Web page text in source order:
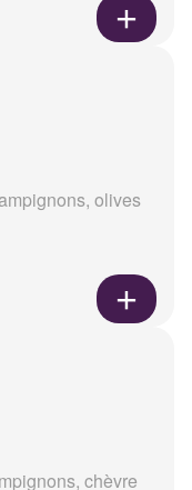
olives
chèvre